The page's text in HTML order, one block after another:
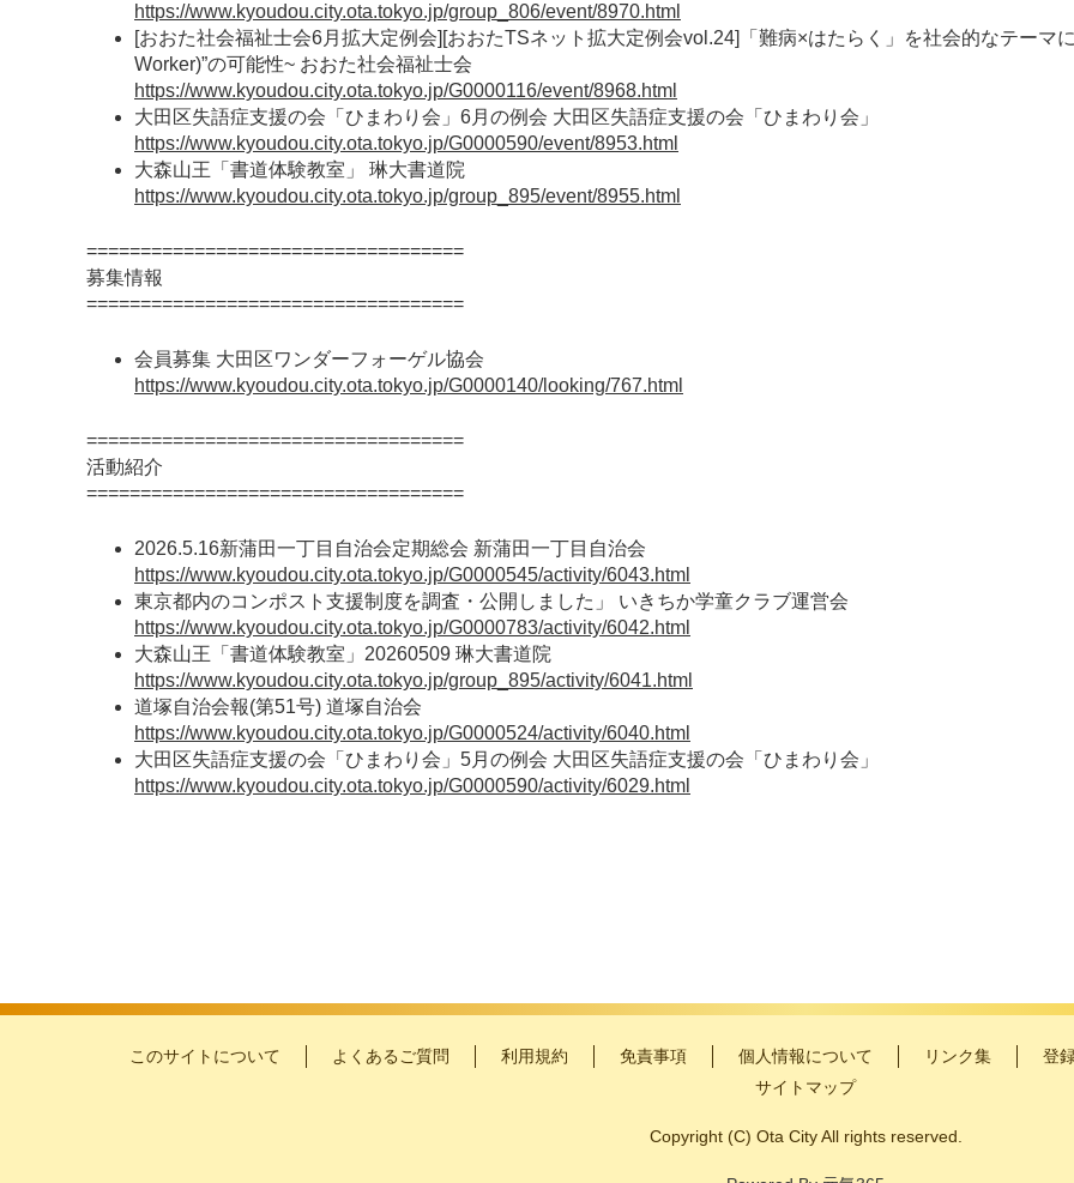
https://www.kyoudou.city.ota.tokyo.jp/group_806/event/8970.html
[おおた社会福祉士会6月拡大定例会][おおたTSネット拡大定例会vol.24]「難病×はたらく」を社会的なテーマ
Worker)”の可能性~ おおた社会福祉士会
https://www.kyoudou.city.ota.tokyo.jp/G0000116/event/8968.html
大田区失語症支援の会「ひまわり会」6月の例会 大田区失語症支援の会「ひまわり会」
https://www.kyoudou.city.ota.tokyo.jp/G0000590/event/8953.html
大森山王「書道体験教室」 琳大書道院
https://www.kyoudou.city.ota.tokyo.jp/group_895/event/8955.html
===================================
募集情報
===================================
会員募集 大田区ワンダーフォーゲル協会
https://www.kyoudou.city.ota.tokyo.jp/G0000140/looking/767.html
===================================
活動紹介
===================================
2026.5.16新蒲田一丁目自治会定期総会 新蒲田一丁目自治会
https://www.kyoudou.city.ota.tokyo.jp/G0000545/activity/6043.html
東京都内のコンポスト支援制度を調査・公開しました」 いきちか学童クラブ運営会
https://www.kyoudou.city.ota.tokyo.jp/G0000783/activity/6042.html
大森山王「書道体験教室」20260509 琳大書道院
https://www.kyoudou.city.ota.tokyo.jp/group_895/activity/6041.html
道塚自治会報(第51号) 道塚自治会
https://www.kyoudou.city.ota.tokyo.jp/G0000524/activity/6040.html
大田区失語症支援の会「ひまわり会」5月の例会 大田区失語症支援の会「ひまわり会」
https://www.kyoudou.city.ota.tokyo.jp/G0000590/activity/6029.html
このサイトについて よくあるご質問 利用規約 免責事項 個人情報について リンク集 登
サイトマップ
Copyright (C) Ota City All rights reserved.